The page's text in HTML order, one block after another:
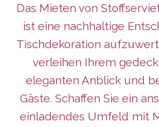
Das Mieten von
ist eine nachhaltige
Tischdekoration
verleihen Ihrem
eleganten Anblick und
Gäste. Schaffen Sie ein
einladendes Umfeld mit